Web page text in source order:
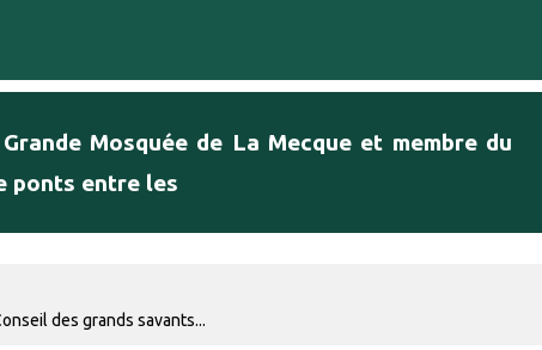
Mosquée de La Mecque et membre du
ponts entre les
des grands savants...